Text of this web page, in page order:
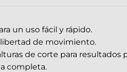
un uso fácil y rápido.
de movimiento.
de corte para resultados
completa.